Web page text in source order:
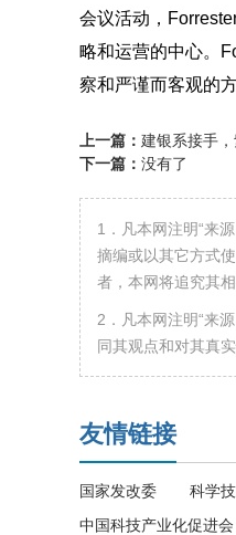
会议活动，
略和运营的中心。
察和严谨而客观的
上一篇： 建银系接手
下一篇： 没有了
1．凡本网注明“来
摘编或以其它方式
者，本网将追究其相
2．凡本网注明“来
同其观点和对其真实
友情链接
国家发改委 科学
中国科技产业化促进会